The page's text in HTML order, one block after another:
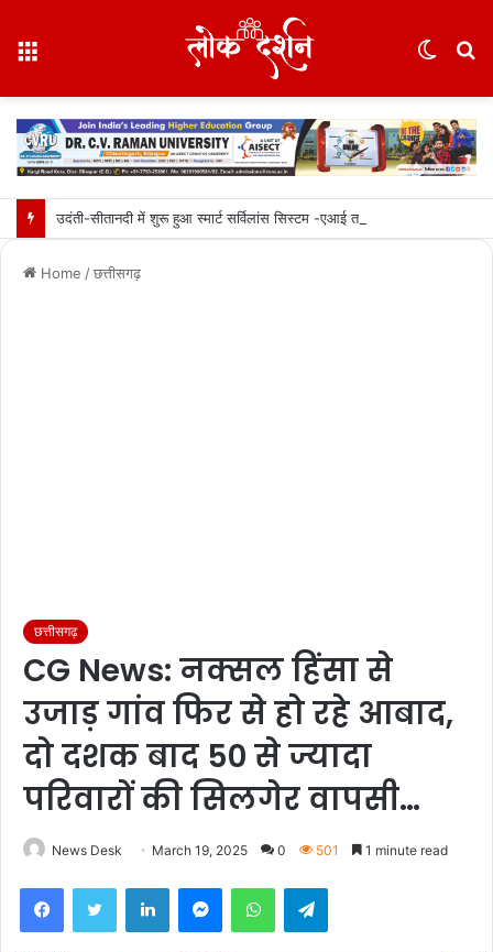
Home /छत्तीसगढ़
छत्तीसगढ़
CG News: नक्सल हिंसा से
उजाड़ गांव फिर से हो रहे आबाद,
दो दशक बाद 50 से ज्यादा
परिवारों की सिलगेर वापसी…
News Desk March 19, 2025 0 501 1 minute read